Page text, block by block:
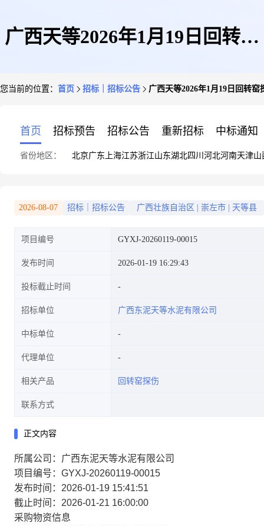
广西天等2026年1月19日回转窑
您当前的位置： 首页 招标｜招标公告 广西天等2026年1月19日回转窑
首页 招标预告 招标公告 重新招标 中标通知
省份地区： 北京广东 上海江苏浙江山东湖北四川 河北河南天津山
2026-08-07 招标｜招标公告 广西壮族自治区 崇左市 天等县
项目编号 GYXJ-20260119-00015
发布时间 2026-01-19 16:29:43
投标截止时间
招标单位 广西东泥天等水泥有限公司
中标单位
代理单位
相关产品 回转窑探伤
联系方式
正文内容
所属公司：广西东泥天等水泥有限公司
项目编号：GYXJ-20260119-00015
发布时间：2026-01-19 15:41:51
截止时间：2026-01-21 16:00:00
采购物资信息